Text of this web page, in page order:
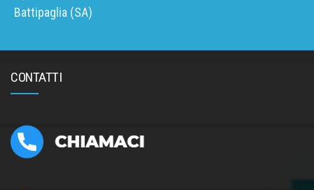
Battipaglia (SA)
CONTATTI